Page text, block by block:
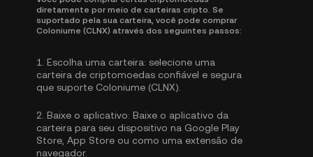
diretamente por meio de carteiras cripto. Se
suportado pela sua carteira, você pode comprar
Coloniume (CLNX) através dos seguintes passos:
1. Escolha uma carteira: selecione uma
carteira de criptomoedas confiável e segura
que suporte Coloniume (CLNX).
2. Baixe o aplicativo: Baixe o aplicativo da
carteira para seu dispositivo na Google Play
Store, App Store ou como uma extensão de
navegador.